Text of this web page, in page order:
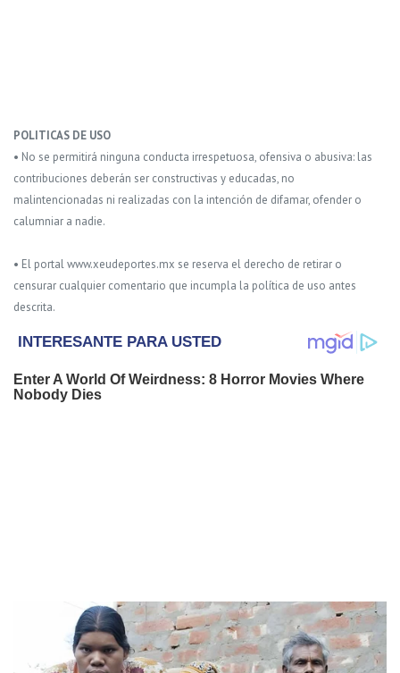
POLITICAS DE USO
• No se permitirá ninguna conducta irrespetuosa, ofensiva o abusiva: las
contribuciones deberán ser constructivas y educadas, no
malintencionadas ni realizadas con la intención de difamar, ofender o
calumniar a nadie.
• El portal www.xeudeportes.mx se reserva el derecho de retirar o
censurar cualquier comentario que incumpla la política de uso antes
descrita.